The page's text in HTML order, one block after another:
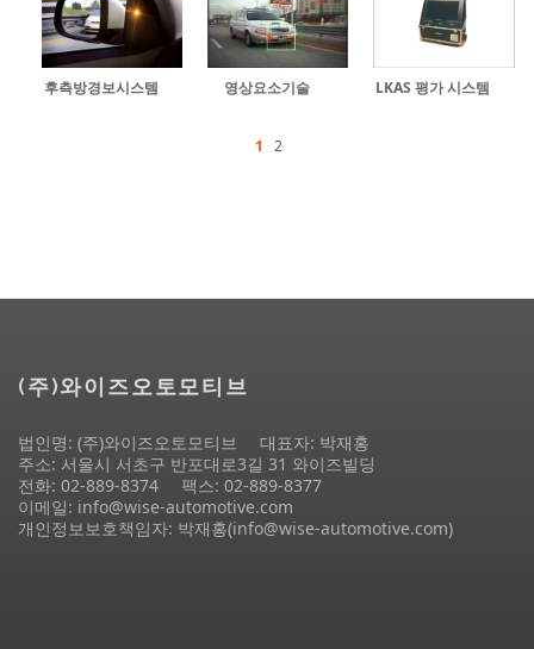
후측방경보시스템 영상요소기술 LKAS 평가 시스템
1 2
(주)와이즈오토모티브
법인명: (주)와이즈오토모티브
대표자: 박재홍
주소: 서울시 서초구 반포대로3길 31 와이즈빌딩
전화: 02-889-8374
팩스: 02-889-8377
이메일: info@wise-automotive.com
개인정보보호책임자: 박재홍(info@wise-automotive.com)